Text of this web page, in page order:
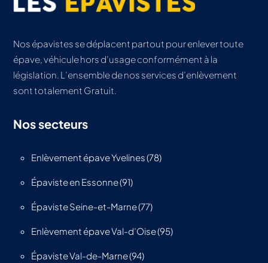
Nos épavistes se déplacent partout pour enlever toute
épave, véhicule hors d’usage conformément à la
législation. L’ensemble de nos services d’enlèvement
sont totalement Gratuit.
Nos secteurs
Enlèvement épave Yvelines (78)
Épaviste en Essonne (91)
Épaviste Seine-et-Marne (77)
Enlèvement épave Val-d’Oise (95)
Épaviste Val-de-Marne (94)